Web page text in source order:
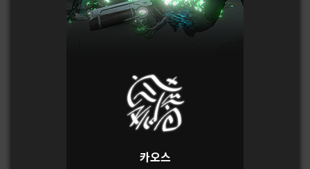
카오스